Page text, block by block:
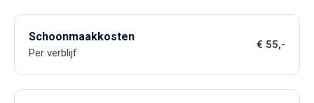
Schoonmaakkosten
Per verblijf
€ 55,-